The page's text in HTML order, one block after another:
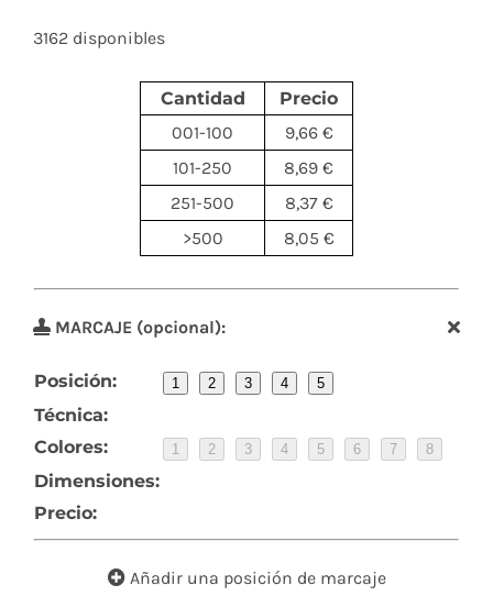
3162 disponibles
Cantidad
Precio
001-100
9,66 €
101-250
8,69 €
251-500
8,37 €
>500
8,05 €
MARCAJE (opcional):
Posición: 1 2 3 4 5
Técnica:
Colores:
1 2 3 4 5 6 7 8
Dimensiones:
Precio:
Añadir una posición de marcaje